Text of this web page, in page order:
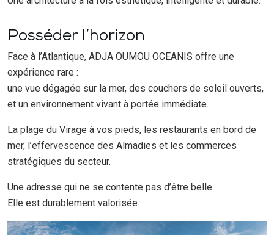
Posséder l’horizon
Face à l’Atlantique, ADJA OUMOU OCEANIS offre une
expérience rare :
une vue dégagée sur la mer, des couchers de soleil ouverts,
et un environnement vivant à portée immédiate.
La plage du Virage à vos pieds, les restaurants en bord de
mer, l’effervescence des Almadies et les commerces
stratégiques du secteur.
Une adresse qui ne se contente pas d’être belle.
Elle est durablement valorisée.